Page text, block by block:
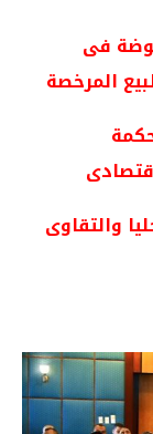
فى
المرخصة
والتقاوى